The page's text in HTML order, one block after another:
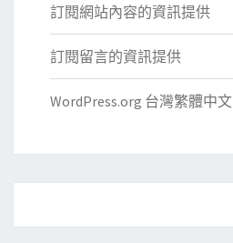
訂閱網站內容的資訊提供
訂閱留言的資訊提供
WordPress.org 台灣繁體中文